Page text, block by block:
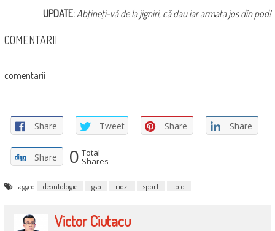
UPDATE: Abţineţi-vă de la jigniri, că dau iar armata jos din pod!
COMENTARII
comentarii
Share Tweet Share Share
Share 0 Total
Shares
Tagged deontologie gsp ridzi sport tolo
Victor Ciutacu